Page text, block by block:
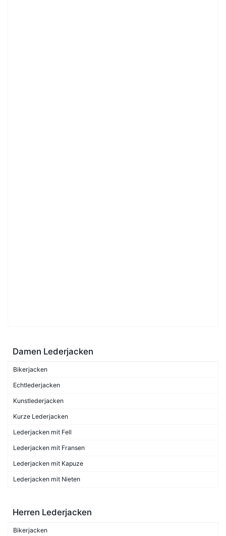
Damen Lederjacken
Bikerjacken
Echtlederjacken
Kunstlederjacken
Kurze Lederjacken
Lederjacken mit Fell
Lederjacken mit Fransen
Lederjacken mit Kapuze
Lederjacken mit Nieten
Herren Lederjacken
Bikerjacken